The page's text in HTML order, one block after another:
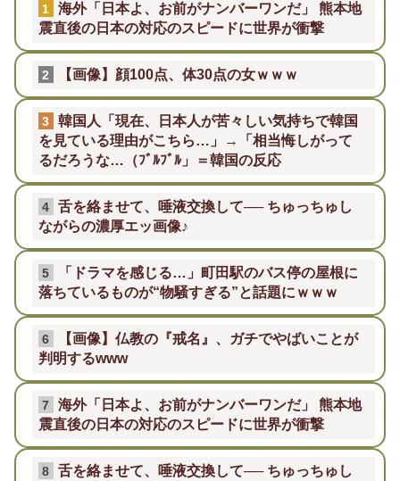
1
海外「日本よ、お前がナンバーワンだ」 熊本地
震直後の日本の対応のスピードに世界が衝撃
2 【画像】顔100点、体30点の女ｗｗｗ
3
韓国人「現在、日本人が苦々しい気持ちで韓国
を見ている理由がこちら…」→「相当悔しがって
るだろうな…（ﾌﾞﾙﾌﾞﾙ」＝韓国の反応
4
舌を絡ませて、唾液交換して── ちゅっちゅし
ながらの濃厚エッ画像♪
5
「ドラマを感じる…」町田駅のバス停の屋根に
落ちているものが“物騒すぎる”と話題にｗｗｗ
6
【画像】仏教の『戒名』、ガチでやばいことが
判明するwww
7
海外「日本よ、お前がナンバーワンだ」 熊本地
震直後の日本の対応のスピードに世界が衝撃
8
舌を絡ませて、唾液交換して── ちゅっちゅし